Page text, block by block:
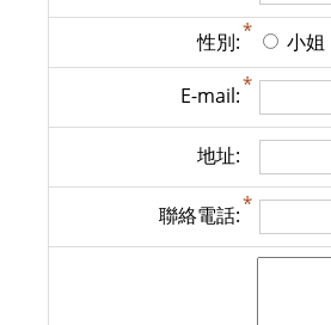
性別: 小姐
E-mail:
地址:
聯絡電話: